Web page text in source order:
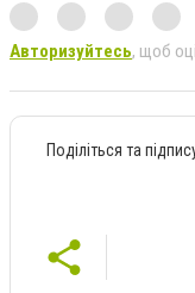
Авторизуйтесь, щоб
Поділіться та